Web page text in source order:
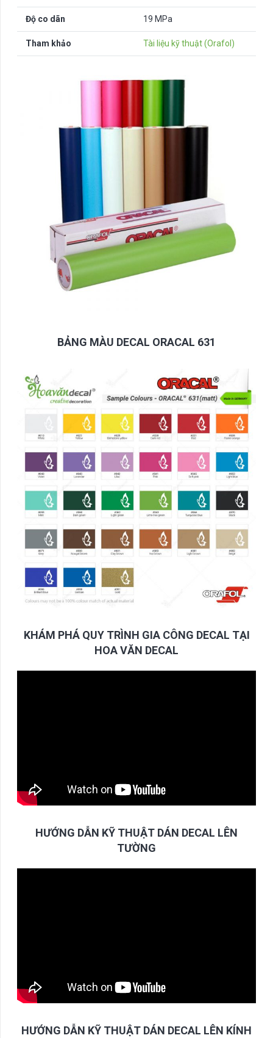
Độ co dãn 19 MPa
Tham khảo Tài liệu kỹ thuật (Orafol)
BẢNG MÀU DECAL ORACAL 631
KHÁM PHÁ QUY TRÌNH GIA CÔNG DECAL TẠI
HOA VĂN DECAL
HƯỚNG DẪN KỸ THUẬT DÁN DECAL LÊN
TƯỜNG
HƯỚNG DẪN KỸ THUẬT DÁN DECAL LÊN KÍNH